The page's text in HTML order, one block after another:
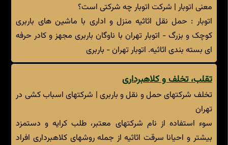
معنی اتوبار | شرکت اتوبار چه شرکتی است؟
اتوبار : حمل نقل اثاثیه منزل و اداری با ماشین های باربری
کوچک و بزرگ - اتوبار تهران با ناوگان باربری مجهز و کادر حرفه
ای بسته بندی اثاثیه. اتوبار تهران - باربری
تقلب، تخلف و کلاهبرداری
تخلف شرکتهای حمل و نقل و باربری | شرکتهای اسباب کشی در
تهران
سوء استفاده از نام شرکتهای معتبر، طلب کرایه و دستمزد
بیشتر و احیانا سرقت اثاثیه از جمله روشهای کلاهبرداری افراد